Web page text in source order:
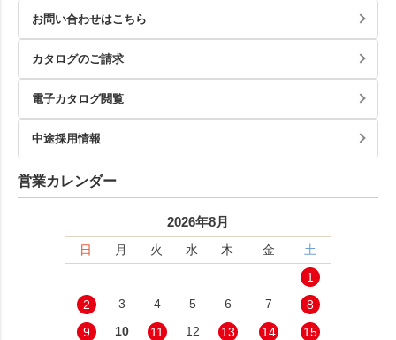
お問い合わせはこちら
カタログのご請求
電子カタログ閲覧
中途採用情報
営業カレンダー
2026年8月
日 月 火 水 木 金
土
1
2
3 4 5 6 7
8
9
10 11 12 13 14
15